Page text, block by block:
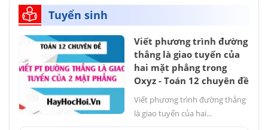
Tuyển sinh
Viết phương trình đường
thẳng là giao tuyến của
hai mặt phẳng trong
Oxyz - Toán 12 chuyên đề
Viết phương trình đường thẳng
là giao tuyến của hai...